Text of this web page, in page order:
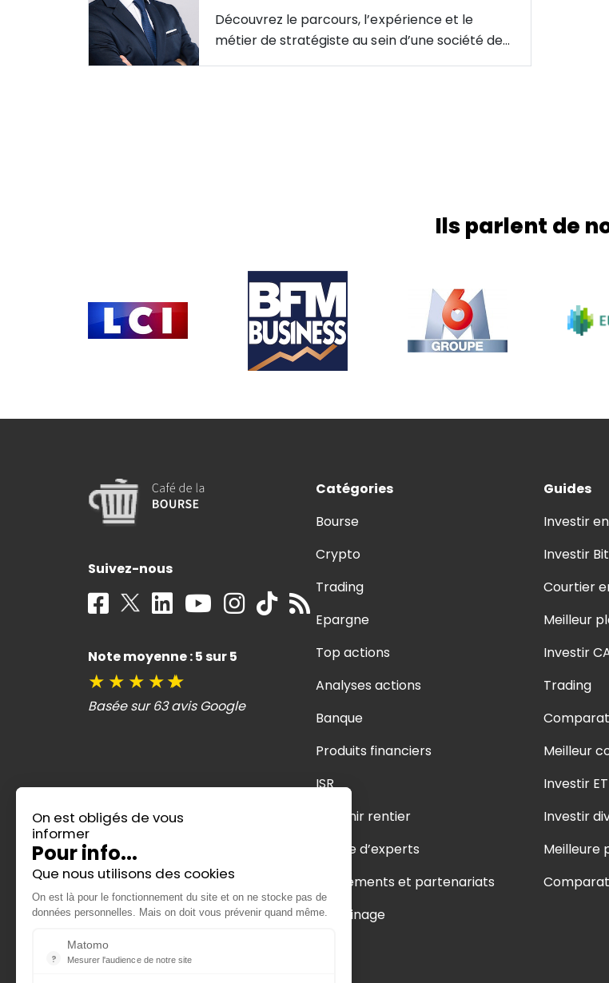
On est obligés de vous
informer
Pour info...
Que nous utilisons des cookies
On est là pour le fonctionnement du site et on ne stocke pas de
données personnelles. Mais on doit vous prévenir quand même.
?
Matomo
Mesurer l'audience de notre site
Découvrez le parcours, l’expérience et le
métier de stratégiste au sein d’une société de
gestion. Café de la Bourse vous invite à plonger
Ils parlent de
Suivez-nous
Note moyenne : 5 sur 5
★ ★ ★ ★★
Basée sur 63 avis Google
Catégories
Bourse
Crypto
Trading
Epargne
Top actions
Analyses actions
Banque
Produits financiers
ISR
Devenir rentier
Parole d’experts
Evénements et partenariats
Parrainage
Guides
Investir
Investir
Courtier
Meilleur
Investir
Trading
Meilleur
Investir
Investir
Meilleure